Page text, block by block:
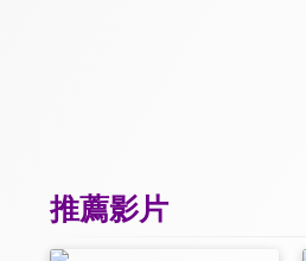
推薦影片